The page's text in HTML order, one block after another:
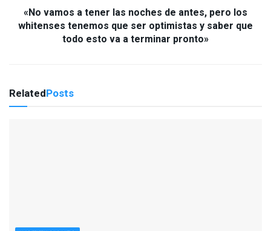
«No vamos a tener las noches de antes, pero los
whitenses tenemos que ser optimistas y saber que
todo esto va a terminar pronto»
RelatedPosts